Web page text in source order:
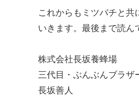
これからもミツバチと共
いきます。最後まで読ん
株式会社長坂養蜂場
三代目・ぶんぶんブラザ
長坂善人